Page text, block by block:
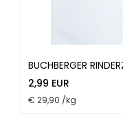
BUCHBERGER
2,99 EUR
€ 29,90 /kg